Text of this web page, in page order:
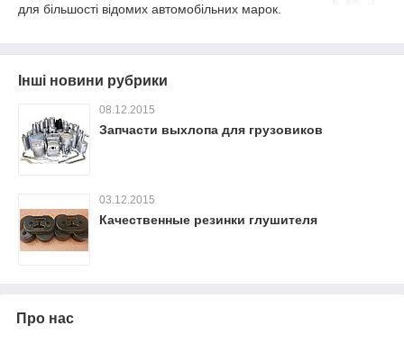
для більшості відомих автомобільних марок.
Інші новини рубрики
08.12.2015
Запчасти выхлопа для грузовиков
03.12.2015
Качественные резинки глушителя
Про нас